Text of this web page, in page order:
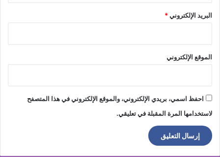
البريد الإلكتروني*
الموقع الإلكتروني
احفظ اسمي، بريدي الإلكتروني، والموقع الإلكتروني في هذا المتصفح
لاستخدامها المرة المقبلة في تعليقي.